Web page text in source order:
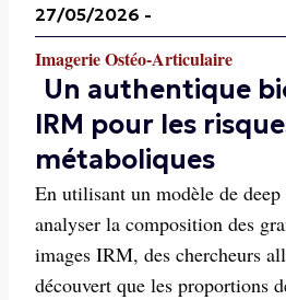
27/05/2026 -
Imagerie Ostéo-Articulaire
Un authentique
IRM pour les
métaboliques
En utilisant un modèle de
analyser la composition des
images IRM, des chercheurs
découvert que les proportions